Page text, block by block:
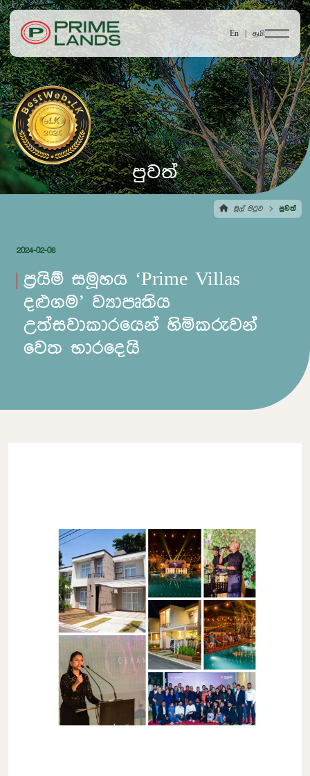
En | தமி
පුවත්
මුල් පිටුව පුවත්
2024-02-06
ප්‍රයිම් සමූහය ‘Prime Villas
දළුගම’ ව්‍යාපෘතිය
උත්සවාකාරයෙන් හිමිකරුවන්
වෙත භාරදෙයි